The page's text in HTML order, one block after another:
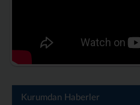
Kurumdan Haberler